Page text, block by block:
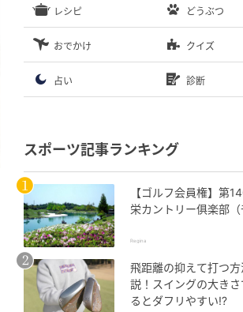
レシピ どうぶつ
おでかけ クイズ
占い 診断
スポーツ記事ランキング
【ゴルフ会員権】第
栄カントリー俱楽部（
Regina
飛距離の抑えて打つ
説！スイングの大き
るとダフリやすい⁉